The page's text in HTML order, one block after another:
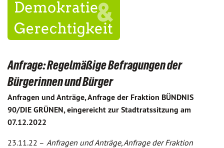
Anfrage: Regelmäßige Befragungen der
Bürgerinnen und Bürger
Anfragen und Anträge, Anfrage der Fraktion BÜNDNIS
90/DIE GRÜNEN, eingereicht zur Stadtratssitzung am
07.12.2022
23.11.22 – Anfragen und Anträge, Anfrage der Fraktion